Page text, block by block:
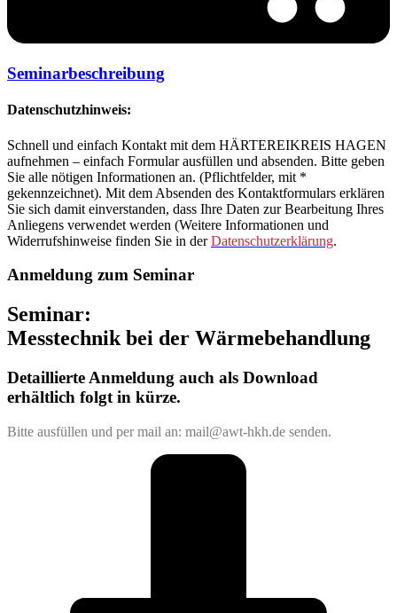
Seminarbeschreibung
Datenschutzhinweis:
Schnell und einfach Kontakt mit dem HÄRTEREIKREIS HAGEN
aufnehmen – einfach Formular ausfüllen und absenden. Bitte geben
Sie alle nötigen Informationen an. (Pflichtfelder, mit *
gekennzeichnet). Mit dem Absenden des Kontaktformulars erklären
Sie sich damit einverstanden, dass Ihre Daten zur Bearbeitung Ihres
Anliegens verwendet werden (Weitere Informationen und
Widerrufshinweise finden Sie in derDatenschutzerklärung.
Anmeldung zum Seminar
Seminar:
Messtechnik bei der Wärmebehandlung
Detaillierte Anmeldung auch als Download
erhältlich folgt in kürze.
Bitte ausfüllen und per mail an: mail@awt-hkh.de senden.